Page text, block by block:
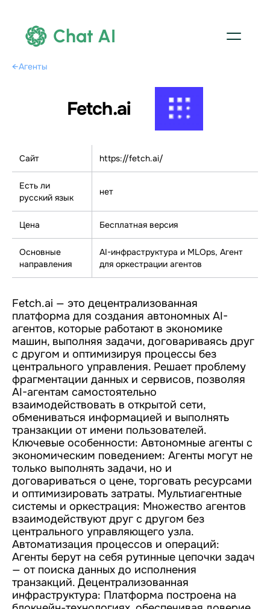
Chat AI
←Агенты
Fetch.ai
Сайт https://fetch.ai/
Есть ли
русский язык
нет
Цена Бесплатная версия
Основные
направления
AI-инфраструктура и MLOps, Агент
для оркестрации агентов
Fetch.ai — это децентрализованная
платформа для создания автономных AI-
агентов, которые работают в экономике
машин, выполняя задачи, договариваясь друг
с другом и оптимизируя процессы без
центрального управления. Решает проблему
фрагментации данных и сервисов, позволяя
AI-агентам самостоятельно
взаимодействовать в открытой сети,
обмениваться информацией и выполнять
транзакции от имени пользователей.
Ключевые особенности: Автономные агенты с
экономическим поведением: Агенты могут не
только выполнять задачи, но и
договариваться о цене, торговать ресурсами
и оптимизировать затраты. Мультиагентные
системы и оркестрация: Множество агентов
взаимодействуют друг с другом без
центрального управляющего узла.
Автоматизация процессов и операций:
Агенты берут на себя рутинные цепочки задач
— от поиска данных до исполнения
транзакций. Децентрализованная
инфраструктура: Платформа построена на